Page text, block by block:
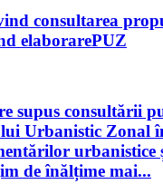
consultarea
elaborarePUZ
supus consultării
Urbanistic Zonal
urbanistice
de înălțime mai...